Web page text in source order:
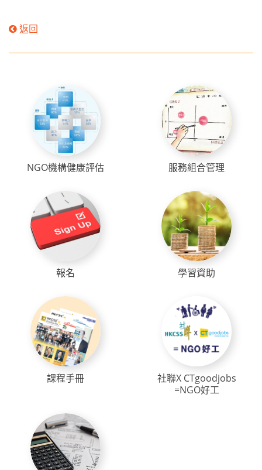
返回
NGO機構健康評估 服務組合管理
報名 學習資助
課程手冊
社聯X CTgoodjobs
=NGO好工